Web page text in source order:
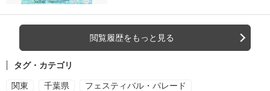
閲覧履歴をもっと見る
タグ・カテゴリ
関東 千葉県
フェスティバル・パレード